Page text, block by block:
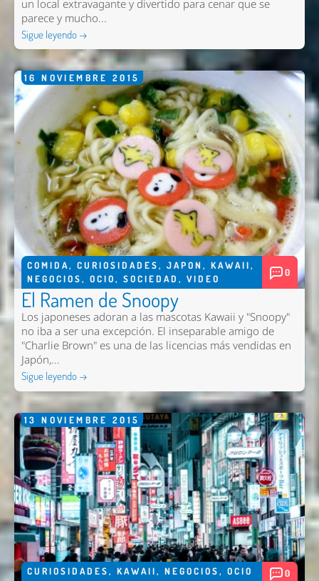
un local extravagante y divertido para cenar que se
parece y mucho...
Sigue leyendo →
16 NOVIEMBRE 2015
COMIDA, CURIOSIDADES, JAPON , KAWAII,
NEGOCIOS, OCIO, SOCIEDAD , VIDEO
0
El Ramen de Snoopy
Los japoneses adoran a las mascotas Kawaii y "Snoopy"
no iba a ser una excepción. El inseparable amigo de
"Charlie Brown" es una de las licencias más vendidas en
Japón,...
Sigue leyendo →
13 NOVIEMBRE 2015
CURIOSIDADES, KAWAII, NEGOCIOS, OCIO 0